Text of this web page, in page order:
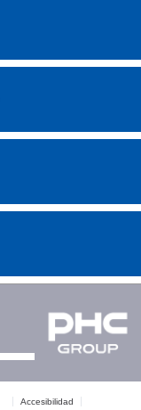
Accesibilidad